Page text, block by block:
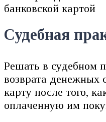
Судебная
Решать в судебном
возврата денежных
карту после того,
оплаченную им